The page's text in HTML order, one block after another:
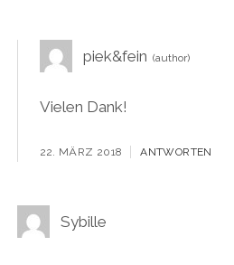
piek&fein
Vielen Dank!
22. MÄRZ 2018 ANTWORTEN
Sybille